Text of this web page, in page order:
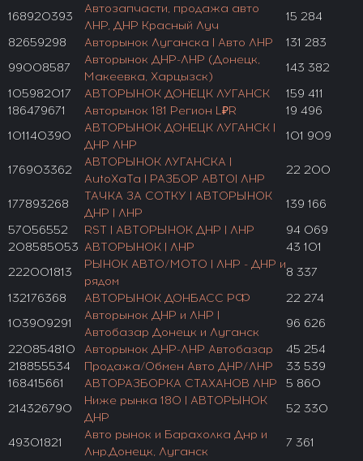
168920393
Автозапчасти, продажа авто
ЛНР, ДНР Красный Луч
15 284
82659298
Авторынок Луганска | Авто ЛНР
131 283
99008587
Авторынок ДНР-ЛНР (Донецк,
Макеевка, Харцызск)
143 382
105982017
АВТОРЫНОК ДОНЕЦК ЛУГАНСК
159 411
186479671
Авторынок 181 Регион L₽R
19 496
101140390
АВТОРЫНОК ДОНЕЦК ЛУГАНСК |
ДНР ЛНР
101 909
176903362
АВТОРЫНОК ЛУГАНСКА |
AutoХаТа | РАЗБОР АВТО| ЛНР
22 200
177893268
ТАЧКА ЗА СОТКУ | АВТОРЫНОК
ДНР | ЛНР
139 166
57056552
RST | АВТОРЫНОК ДНР | ЛНР
94 069
208585053 АВТОРЫНОК | ЛНР
43 101
222001813
РЫНОК АВТО/МОТО | ЛНР - ДНР и
рядом
8 337
132176368
АВТОРЫНОК ДОНБАСС РФ
22 274
103909291
Авторынок ДНР и ЛНР |
Автобазар Донецк и Луганск
96 626
220854810
Авторынок ДНР-ЛНР Автобазар
45 254
218855534
Продажа/Обмен Авто ДНР/ЛНР
33 539
168415661
АВТОРАЗБОРКА СТАХАНОВ ЛНР
5 860
214326790
Ниже рынка 180 | АВТОРЫНОК
ДНР
52 330
49301821
Авто рынок и Барахолка Днр и
Лнр.Донецк, Луганск
7 361